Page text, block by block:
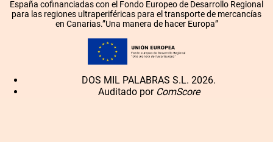
España cofinanciadas con el Fondo Europeo de Desarrollo Regional
para las regiones ultraperiféricas para el transporte de mercancías
en Canarias.”Una manera de hacer Europa”
DOS MIL PALABRAS S.L. 2026.
Auditado por ComScore